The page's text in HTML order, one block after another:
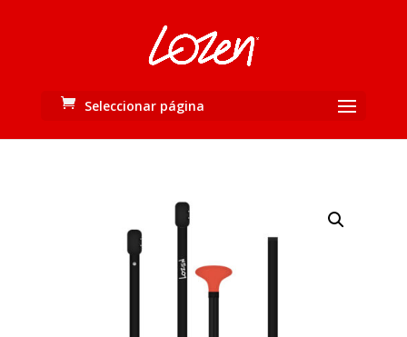
Seleccionar página